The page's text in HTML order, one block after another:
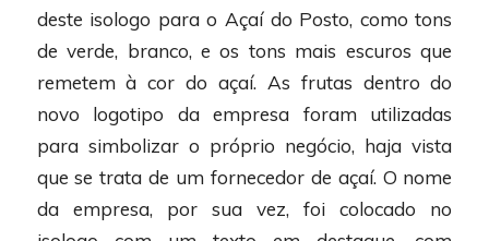
deste isologo para o Açaí do Posto, como tons
de verde, branco, e os tons mais escuros que
remetem à cor do açaí. As frutas dentro do
novo logotipo da empresa foram utilizadas
para simbolizar o próprio negócio, haja vista
que se trata de um fornecedor de açaí. O nome
da empresa, por sua vez, foi colocado no